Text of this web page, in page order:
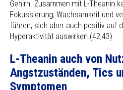
Gehirn. Zusammen mit L-Theanin
Fokussierung, Wachsamkeit und
führen, sich aber auch positiv auf
Hyperaktivität auswirken.(42,43)
L-Theanin auch von
Angstzuständen, Tics
Symptomen